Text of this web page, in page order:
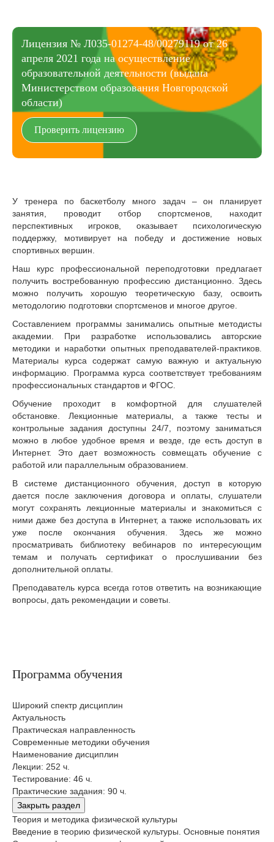
Лицензия № Л035-01274-48/00279119 от 26
апреля 2021 года на осуществление
образовательной деятельности (выдана
Министерством образования Новгородской
области)
Проверить лицензию
У тренера по баскетболу много задач – он планирует
занятия, проводит отбор спортсменов, находит
перспективных игроков, оказывает психологическую
поддержку, мотивирует на победу и достижение новых
спортивных вершин.
Наш курс профессиональной переподготовки предлагает
получить востребованную профессию дистанционно. Здесь
можно получить хорошую теоретическую базу, освоить
методологию подготовки спортсменов и многое другое.
Составлением программы занимались опытные методисты
академии. При разработке использовались авторские
методики и наработки опытных преподавателей-практиков.
Материалы курса содержат самую важную и актуальную
информацию. Программа курса соответствует требованиям
профессиональных стандартов и ФГОС.
Обучение проходит в комфортной для слушателей
обстановке. Лекционные материалы, а также тесты и
контрольные задания доступны 24/7, поэтому заниматься
можно в любое удобное время и везде, где есть доступ в
Интернет. Это дает возможность совмещать обучение с
работой или параллельным образованием.
В системе дистанционного обучения, доступ в которую
дается после заключения договора и оплаты, слушатели
могут сохранять лекционные материалы и знакомиться с
ними даже без доступа в Интернет, а также использовать их
уже после окончания обучения. Здесь же можно
просматривать библиотеку вебинаров по интересующим
темам и получать сертификат о прослушивании без
дополнительной оплаты.
Преподаватель курса всегда готов ответить на возникающие
вопросы, дать рекомендации и советы.
Программа обучения
Широкий спектр дисциплин
Актуальность
Практическая направленность
Современные методики обучения
Наименование дисциплин
Лекции: 252 ч.
Тестирование: 46 ч.
Практические задания: 90 ч.
Закрыть раздел
Теория и методика физической культуры
Введение в теорию физической культуры. Основные понятия